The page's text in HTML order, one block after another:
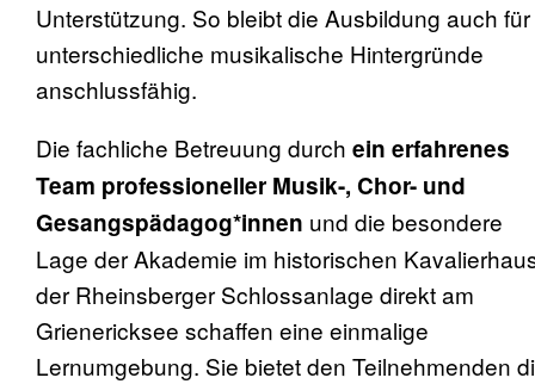
Unterstützung. So bleibt die Ausbildung auch für
unterschiedliche musikalische Hintergründe
anschlussfähig.
Die fachliche Betreuung durch ein erfahrenes
Team professioneller Musik-, Chor- und
Gesangspädagog*innen und die besondere
Lage der Akademie im historischen
der Rheinsberger Schlossanlage direkt am
Grienericksee schaffen eine einmalige
Lernumgebung. Sie bietet den Teilnehmenden